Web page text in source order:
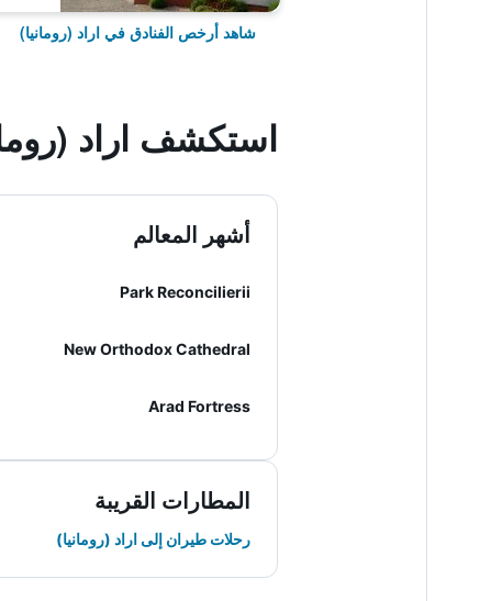
شاهد أرخص الفنادق في اراد (رومانيا)
استكشف اراد
أشهر المعالم
Park Reconcilierii
New Orthodox Cathedral
Arad Fortress
المطارات القريبة
رحلات طيران إلى اراد (رومانيا)